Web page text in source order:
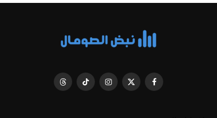
فيسبوك X
الانستغرامتيكتوك Threads